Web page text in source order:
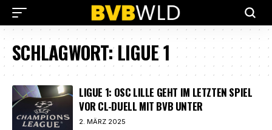
SCHLAGWORT:LIGUE 1
LIGUE 1: OSC LILLE GEHT IM LETZTEN SPIEL
VOR CL-DUELL MIT BVB UNTER
2. MÄRZ 2025